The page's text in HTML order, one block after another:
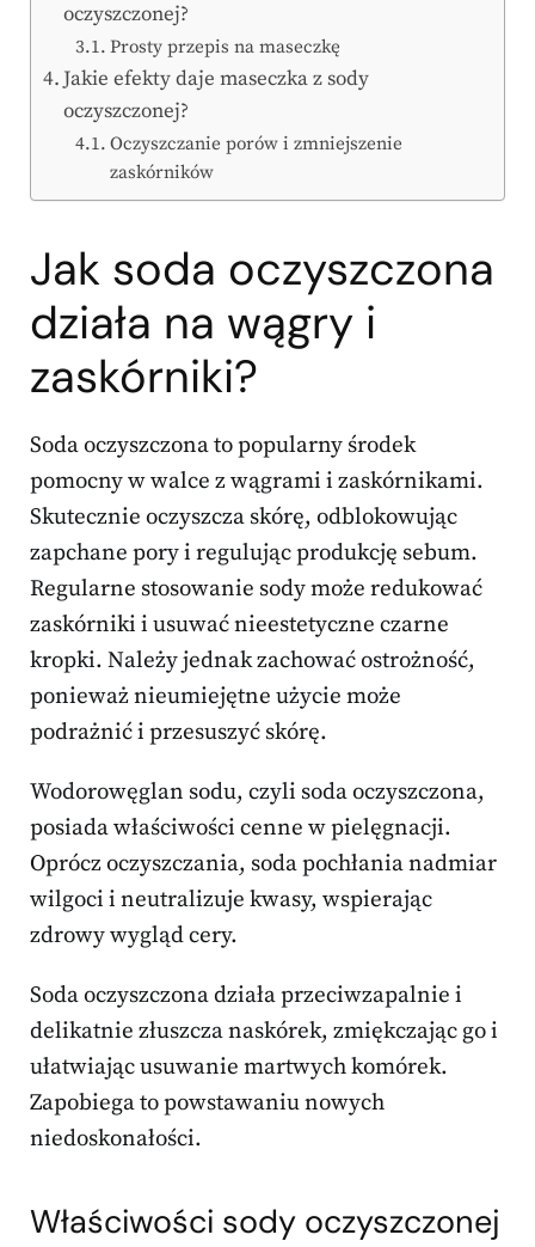
oczyszczonej?
Prosty przepis na maseczkę
Jakie efekty daje maseczka z sody
oczyszczonej?
Oczyszczanie porów i zmniejszenie
zaskórników
Jak soda oczyszczona
działa na wągry i
zaskórniki?
Soda oczyszczona to popularny środek
pomocny w walce z wągrami i zaskórnikami.
Skutecznie oczyszcza skórę, odblokowując
zapchane pory i regulując produkcję sebum.
Regularne stosowanie sody może redukować
zaskórniki i usuwać nieestetyczne czarne
kropki. Należy jednak zachować ostrożność,
ponieważ nieumiejętne użycie może
podrażnić i przesuszyć skórę.
Wodorowęglan sodu, czyli soda oczyszczona,
posiada właściwości cenne w pielęgnacji.
Oprócz oczyszczania, soda pochłania nadmiar
wilgoci i neutralizuje kwasy, wspierając
zdrowy wygląd cery.
Soda oczyszczona działa przeciwzapalnie i
delikatnie złuszcza naskórek, zmiękczając go i
ułatwiając usuwanie martwych komórek.
Zapobiega to powstawaniu nowych
niedoskonałości.
Właściwości sody oczyszczonej